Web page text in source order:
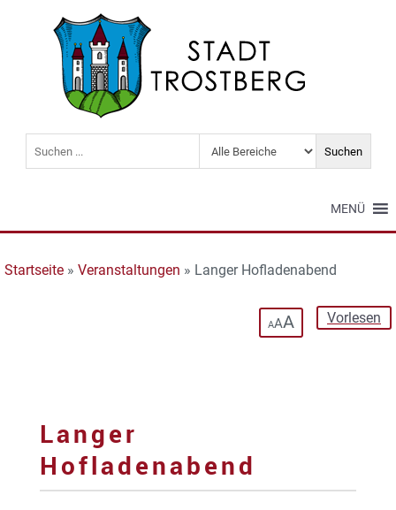
MENÜ
Startseite » Veranstaltungen » Langer Hofladenabend
Vorlesen
AAA
Langer
Hofladenabend